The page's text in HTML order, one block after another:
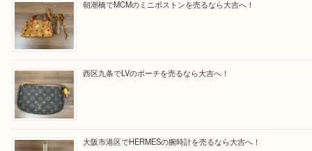
Facebook
Twitter